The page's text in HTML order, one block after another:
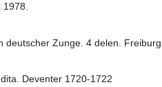
deutscher Zunge. 4 delen.
Deventer 1720-1722